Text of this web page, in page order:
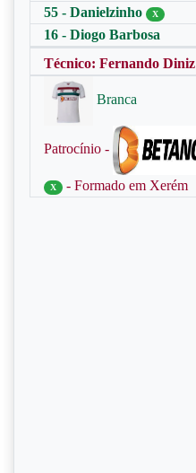
55 - Danielzinho
X
16 - Diogo Barbosa
Técnico: Fernando Diniz
Branca
Patrocínio -
X - Formado em Xerém